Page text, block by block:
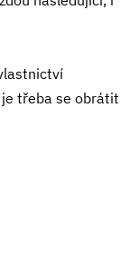
třeba se obrátit